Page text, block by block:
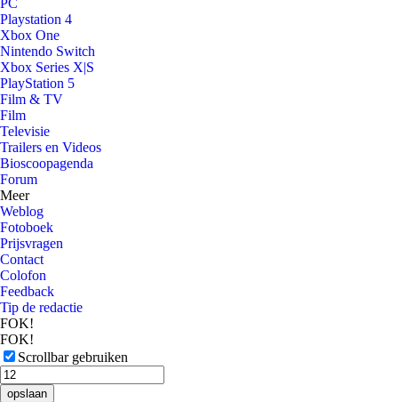
PC
Playstation 4
Xbox One
Nintendo Switch
Xbox Series X|S
PlayStation 5
Film & TV
Film
Televisie
Trailers en Videos
Bioscoopagenda
Forum
Meer
Weblog
Fotoboek
Prijsvragen
Contact
Colofon
Feedback
Tip de redactie
FOK!
FOK!
Scrollbar gebruiken
opslaan